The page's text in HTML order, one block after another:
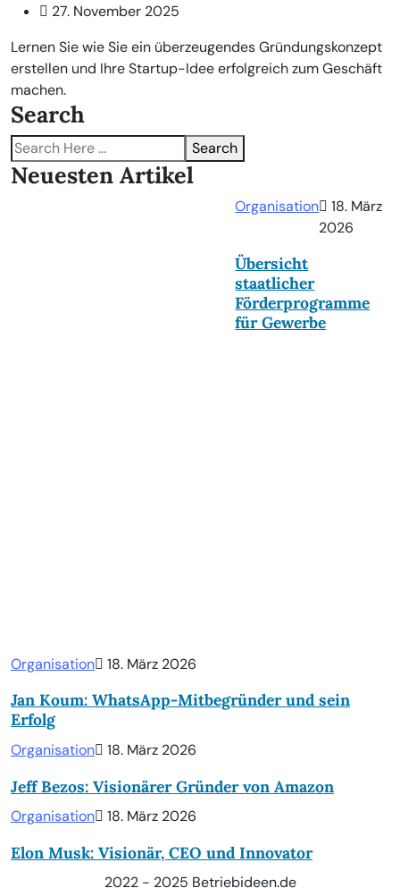
27. November 2025
Lernen Sie wie Sie ein überzeugendes Gründungskonzept
erstellen und Ihre Startup-Idee erfolgreich zum Geschäft
machen.
Search
Search
Neuesten Artikel
Organisation
18. März
2026
Übersicht
staatlicher
Förderprogramme
für Gewerbe
Organisation 18. März 2026
Jan Koum: WhatsApp-Mitbegründer und sein
Erfolg
Organisation 18. März 2026
Jeff Bezos: Visionärer Gründer von Amazon
Organisation 18. März 2026
Elon Musk: Visionär, CEO und Innovator
2022 - 2025 Betriebideen.de